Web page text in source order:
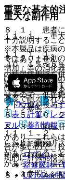
重要な基本的
８．１． 患者に
十分説明するこ
８．２． 本剤の
増加」等の消化
は、一般に時間
に応じて減量あ
高度で耐えられ
１．２参照〕。
８．３． 劇症肝
があり、これら
合が多いので、
期的に肝機能検
８．４． 本剤投
重大な副作用
１１．１． 重
１１．１．１．
（０．１％〜５
の糖尿病用薬を
満）が報告され
せるので、低血
ブドウ糖を投与
８．５、１０．
１１．１．２．
らわれ、腸内ガ
があらわれるこ
があらわれた場
１．１参照〕。
※本製品は疾病
ではありません。
ホーム
ノ
表・計算
レ
アル
薬剤情報
新規登録
ログイン
監修医師一
UpToDate